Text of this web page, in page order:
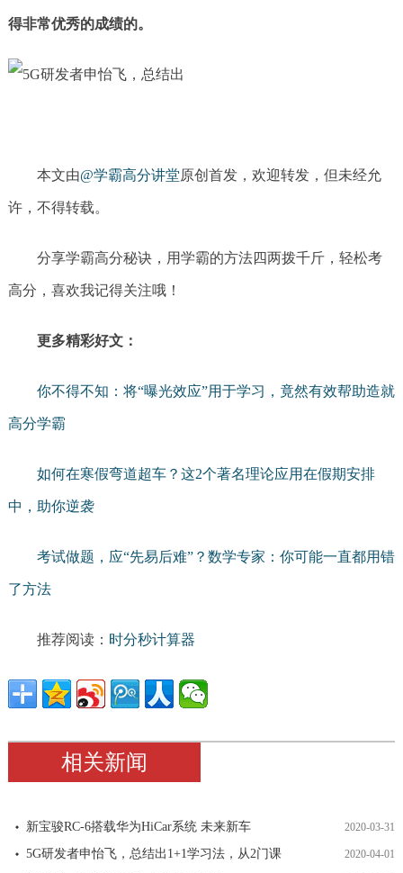
得非常优秀的成绩的。
本文由@学霸高分讲堂原创首发，欢迎转发，但未经允
许，不得转载。
分享学霸高分秘诀，用学霸的方法四两拨千斤，轻松考
高分，喜欢我记得关注哦！
更多精彩好文：
你不得不知：将“曝光效应”用于学习，竟然有效帮助造就
高分学霸
如何在寒假弯道超车？这2个著名理论应用在假期安排
中，助你逆袭
考试做题，应“先易后难”？数学专家：你可能一直都用错
了方法
推荐阅读： 时分秒计算器
相关新闻
新宝骏RC-6搭载华为HiCar系统 未来新车 2020-03-31
5G研发者申怡飞，总结出1+1学习法，从2门课 2020-04-01